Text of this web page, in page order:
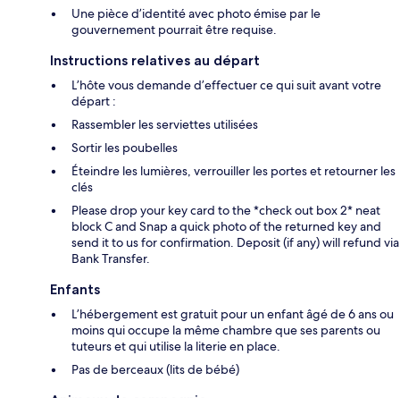
Une pièce d’identité avec photo émise par le
gouvernement pourrait être requise.
Instructions relatives au départ
L’hôte vous demande d’effectuer ce qui suit avant votre
départ :
Rassembler les serviettes utilisées
Sortir les poubelles
Éteindre les lumières, verrouiller les portes et retourner les
clés
Please drop your key card to the *check out box 2* neat
block C and Snap a quick photo of the returned key and
send it to us for confirmation. Deposit (if any) will refund via
Bank Transfer.
Enfants
L’hébergement est gratuit pour un enfant âgé de 6 ans ou
moins qui occupe la même chambre que ses parents ou
tuteurs et qui utilise la literie en place.
Pas de berceaux (lits de bébé)